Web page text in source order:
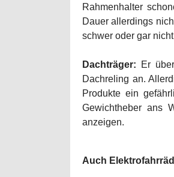
Rahmenhalter
Dauer allerdings
schwer oder gar
Dachträger: Er
Dachreling an.
Produkte ein
Gewichtheber ans
anzeigen.
Auch